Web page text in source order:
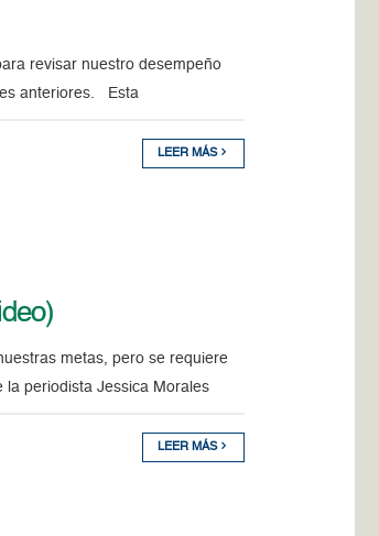
revisar nuestro desempeño
anteriores. Esta
LEER MÁS
metas, pero se requiere
la periodista Jessica Morales
LEER MÁS